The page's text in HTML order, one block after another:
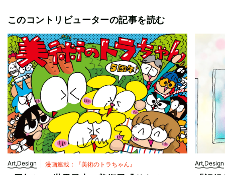
このコントリビューターの記事を読む
Art,Design 漫画連載：『美術のトラちゃん』 Art,Design